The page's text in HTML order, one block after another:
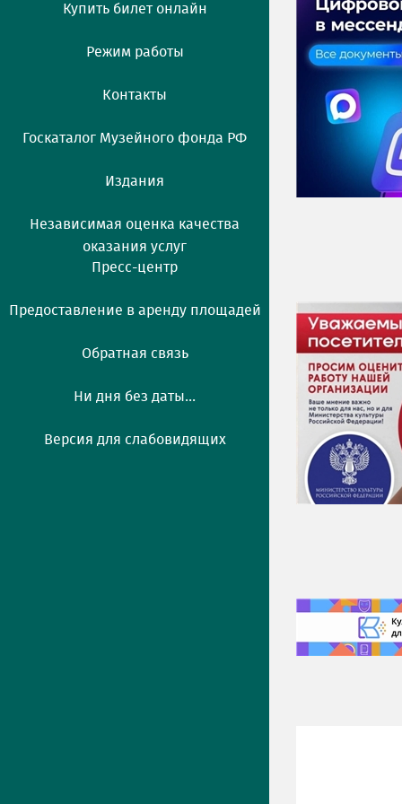
Купить билет онлайн
Режим работы
Контакты
Госкаталог Музейного фонда РФ
Издания
Независимая оценка качества
оказания услуг
Пресс-центр
Предоставление в аренду площадей
Обратная связь
Ни дня без даты...
Версия для слабовидящих